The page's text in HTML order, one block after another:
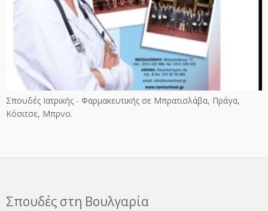
Σπουδές Ιατρικής - Φαρμακευτικής σε Μπρατισλάβα, Πράγα,
Κόσιτσε, Μπρνο.
Σπουδές στη Βουλγαρία